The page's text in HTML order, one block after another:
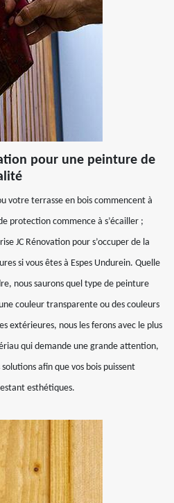
pour une peinture de
votre terrasse en bois commencent à
protection commence à s’écailler ;
JC Rénovation pour s’occuper de la
si vous êtes à Espes Undurein. Quelle
nous saurons quel type de peinture
couleur transparente ou des couleurs
extérieures, nous les ferons avec le plus
qui demande une grande attention,
afin que vos bois puissent
esthétiques.